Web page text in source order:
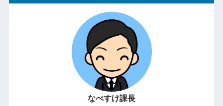
なべすけ課長